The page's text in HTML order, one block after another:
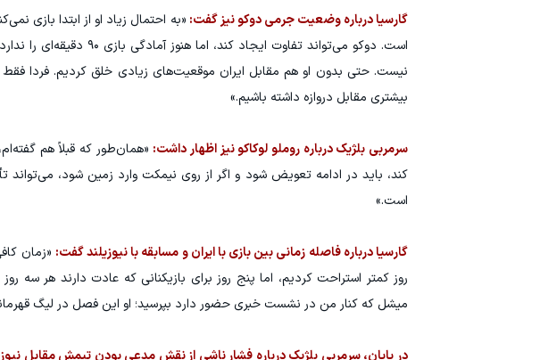
گارسیا درباره وضعیت جرمی دوکو نیز گفت: «به احتمال زیاد او از ابتدا بازی
است. دوکو می‌تواند تفاوت
نیست. حتی بدون او هم مقابل ایران موقعیت‌های زیادی خلق کردیم. فردا فقط
بیشتری مقابل دروازه داشته باشیم.»
سرمربی بلژیک درباره روملو لوکاکو نیز اظهار داشت: «همان‌طور که قبلاً هم
کند، باید در ادامه تعویض شود و اگر از روی نیمکت وارد زمین شود،
است.»
گارسیا درباره فاصله زمانی بین بازی با ایران و مسابقه با نیوزیلند گفت: «زمان
روز کمتر استراحت کردیم، اما پنج روز برای بازیکنانی که عادت دارند هر
میشل که کنار من در نشست خبری حضور دارد بپرسید؛ او این فصل در لیگ
در پایان، سرمربی بلژیک درباره فشار ناشی از نقش مدعی بودن تیمش مقابل